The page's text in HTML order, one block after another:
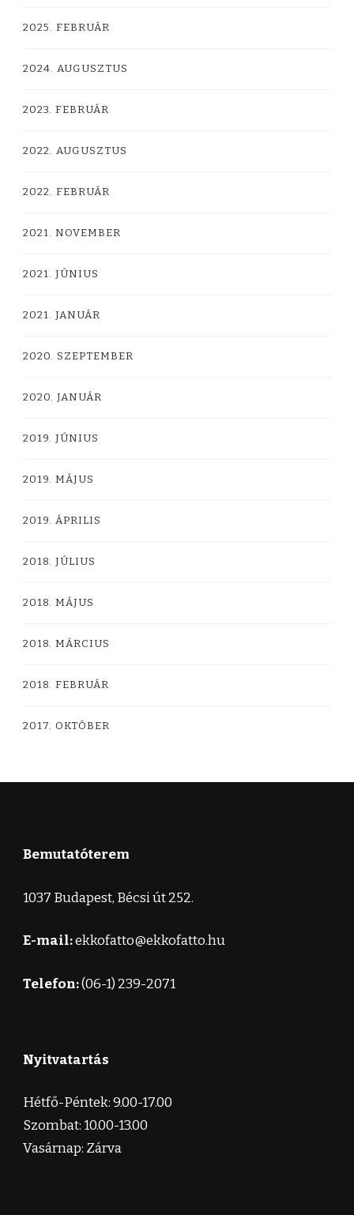
2025. FEBRUÁR
2024. AUGUSZTUS
2023. FEBRUÁR
2022. AUGUSZTUS
2022. FEBRUÁR
2021. NOVEMBER
2021. JÚNIUS
2021. JANUÁR
2020. SZEPTEMBER
2020. JANUÁR
2019. JÚNIUS
2019. MÁJUS
2019. ÁPRILIS
2018. JÚLIUS
2018. MÁJUS
2018. MÁRCIUS
2018. FEBRUÁR
2017. OKTÓBER
Bemutatóterem
1037 Budapest, Bécsi út 252.
E-mail:ekkofatto@ekkofatto.hu
Telefon:(06-1) 239-2071
Nyitvatartás
Hétfő-Péntek: 9.00-17.00
Szombat: 10.00-13.00
Vasárnap: Zárva